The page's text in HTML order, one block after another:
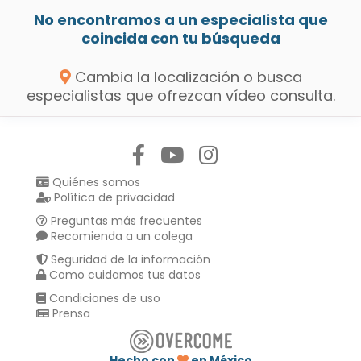
No encontramos a un especialista que
coincida con tu búsqueda
Cambia la localización o busca
especialistas que ofrezcan vídeo consulta.
Quiénes somos
Política de privacidad
Preguntas más frecuentes
Recomienda a un colega
Seguridad de la información
Como cuidamos tus datos
Condiciones de uso
Prensa